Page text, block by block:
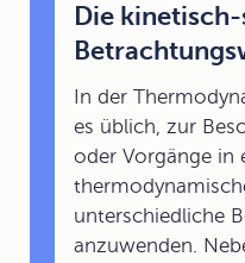
Die
In der
es üblich, zur
oder Vorgänge in
unterschiedliche
anzuwenden.